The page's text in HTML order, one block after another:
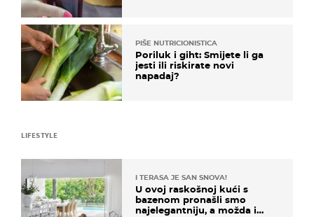
PIŠE NUTRICIONISTICA
Poriluk i giht: Smijete li ga
jesti ili riskirate novi
napadaj?
LIFESTYLE
I TERASA JE SAN SNOVA!
U ovoj raskošnoj kući s
bazenom pronašli smo
najelegantniju, a možda i